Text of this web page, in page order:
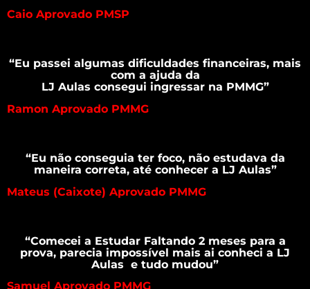
Caio Aprovado PMSP
“Eu passei algumas dificuldades financeiras, mais
com a ajuda da
LJ Aulas consegui ingressar na PMMG”
Ramon Aprovado PMMG
“Eu não conseguia ter foco, não estudava da
maneira correta, até conhecer a LJ Aulas”
Mateus (Caixote) Aprovado PMMG
“Comecei a Estudar Faltando 2 meses para a
prova, parecia impossível mais ai conheci a LJ
Aulas e tudo mudou”
Samuel Aprovado PMMG